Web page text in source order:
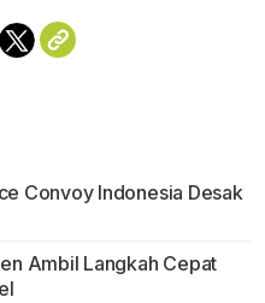
Convoy Indonesia Desak
Ambil Langkah Cepat